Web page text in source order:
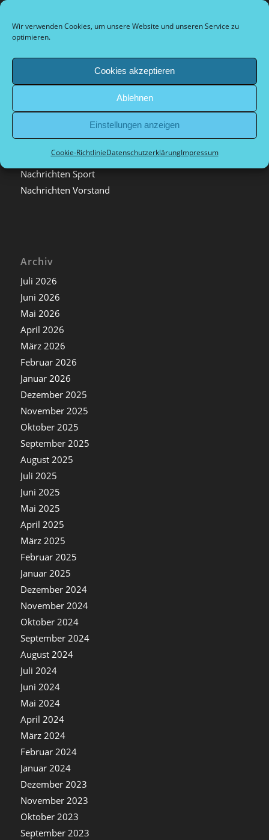
Wir verwenden Cookies, um unsere Website und unseren Service zu
optimieren.
Cookies akzeptieren
Ablehnen
Einstellungen anzeigen
Cookie-RichtlinieDatenschutzerklärungImpressum
Dokumente Vorstand
Archiv
Nachrichten extern
Nachrichten Sport
Nachrichten Vorstand
Archiv
Juli 2026
Juni 2026
Mai 2026
April 2026
März 2026
Februar 2026
Januar 2026
Dezember 2025
November 2025
Oktober 2025
September 2025
August 2025
Juli 2025
Juni 2025
Mai 2025
April 2025
März 2025
Februar 2025
Januar 2025
Dezember 2024
November 2024
Oktober 2024
September 2024
August 2024
Juli 2024
Juni 2024
Mai 2024
April 2024
März 2024
Februar 2024
Januar 2024
Dezember 2023
November 2023
Oktober 2023
September 2023